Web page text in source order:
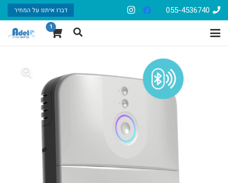
055-4536740 דברו איתנו על המחיר
1